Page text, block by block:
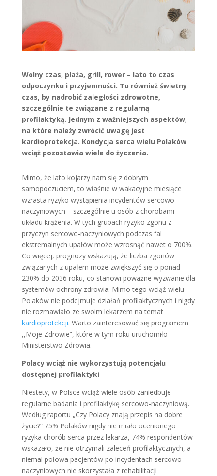
Wolny czas, plaża, grill, rower – lato to czas
odpoczynku i przyjemności. To również świetny
czas, by nadrobić zaległości zdrowotne,
szczególnie te związane z regularną
profilaktyką. Jednym z ważniejszych aspektów,
na które należy zwrócić uwagę jest
kardioprotekcja. Kondycja serca wielu Polaków
wciąż pozostawia wiele do życzenia.
Mimo, że lato kojarzy nam się z dobrym
samopoczuciem, to właśnie w wakacyjne miesiące
wzrasta ryzyko wystąpienia incydentów sercowo-
naczyniowych – szczególnie u osób z chorobami
układu krążenia. W tych grupach ryzyko zgonu z
przyczyn sercowo-naczyniowych podczas fal
ekstremalnych upałów może wzrosnąć nawet o 700%.
Co więcej, prognozy wskazują, że liczba zgonów
związanych z upałem może zwiększyć się o ponad
230% do 2036 roku, co stanowi poważne wyzwanie dla
systemów ochrony zdrowia. Mimo tego wciąż wielu
Polaków nie podejmuje działań profilaktycznych i nigdy
nie rozmawiało ze swoim lekarzem na temat
kardioprotekcji. Warto zainteresować się programem
,,Moje Zdrowie”, które w tym roku uruchomiło
Ministerstwo Zdrowia.
Polacy wciąż nie wykorzystują potencjału
dostępnej profilaktyki
Niestety, w Polsce wciąż wiele osób zaniedbuje
regularne badania i profilaktykę sercowo-naczyniową.
Według raportu „Czy Polacy znają przepis na dobre
życie?” 75% Polaków nigdy nie miało ocenionego
ryzyka chorób serca przez lekarza, 74% respondentów
wskazało, że nie otrzymali zaleceń profilaktycznych, a
niemal połowa pacjentów po incydentach sercowo-
naczyniowych nie skorzystała z rehabilitacji